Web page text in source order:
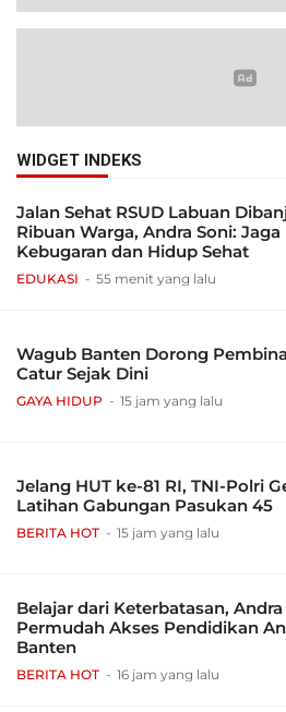
WIDGET INDEKS
Jalan Sehat RSUD Labuan
Ribuan Warga, Andra Soni: Jaga
Kebugaran dan Hidup Sehat
EDUKASI 55 menit yang lalu
Wagub Banten Dorong
Catur Sejak Dini
GAYA HIDUP 15 jam yang lalu
Jelang HUT ke-81 RI, TNI-Polri
Latihan Gabungan Pasukan 45
BERITA HOT 15 jam yang lalu
Belajar dari Keterbatasan, Andra
Permudah Akses Pendidikan
Banten
BERITA HOT 16 jam yang lalu